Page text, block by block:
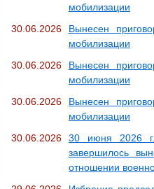
мобилизации
30.06.2026
Вынесен
мобилизации
30.06.2026
Вынесен
мобилизации
30.06.2026
Вынесен
мобилизации
30.06.2026
30 июня 2026 г.
завершилось
отношении